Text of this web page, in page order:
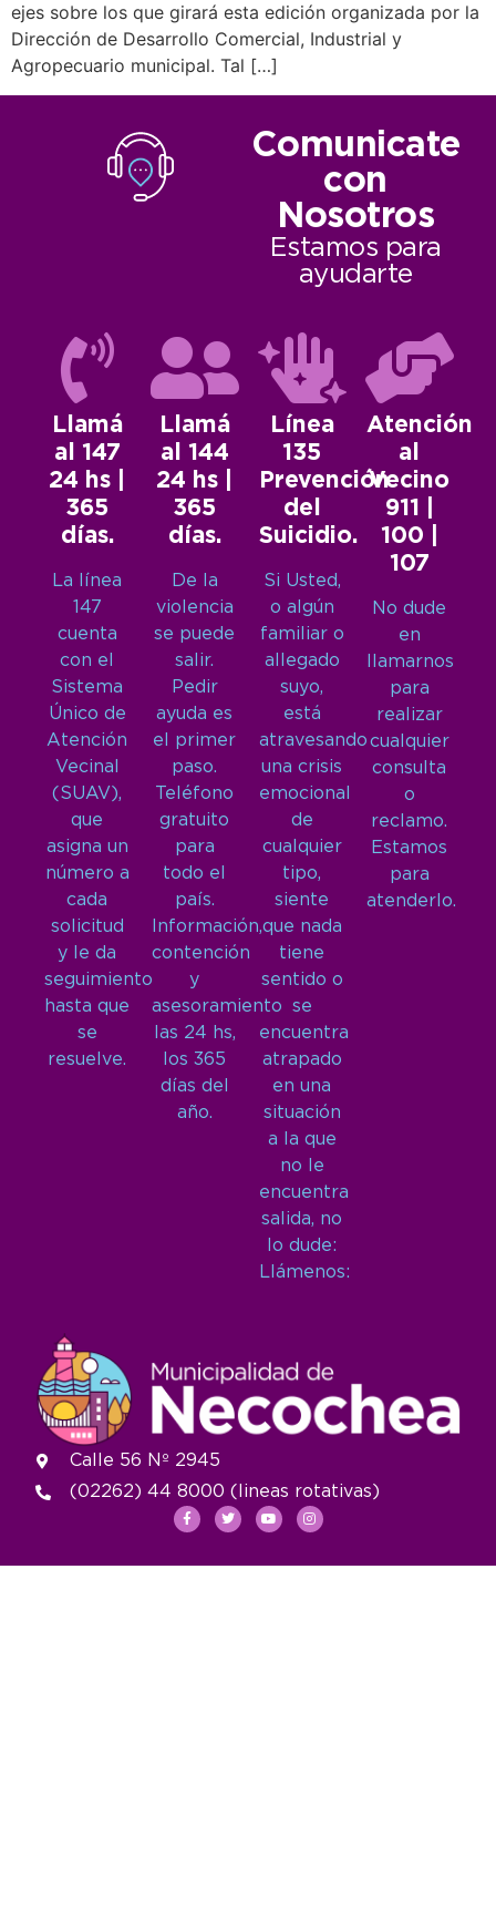
ejes sobre los que girará esta edición organizada por la
Dirección de Desarrollo Comercial, Industrial y
Agropecuario municipal. Tal […]
Comunicate
con
Nosotros
Estamos para
ayudarte
Llamá
al 147
24 hs |
365
días.
La línea
147
cuenta
con el
Sistema
Único de
Atención
Vecinal
(SUAV),
que
asigna un
número a
cada
solicitud
y le da
seguimiento
hasta que
se
resuelve.
Llamá
al 144
24 hs |
365
días.
De la
violencia
se puede
salir.
Pedir
ayuda es
el primer
paso.
Teléfono
gratuito
para
todo el
país.
Información,
contención
y
asesoramiento
las 24 hs,
los 365
días del
año.
Línea
135
Prevención
del
Suicidio.
Si Usted,
o algún
familiar o
allegado
suyo,
está
atravesando
una crisis
emocional
de
cualquier
tipo,
siente
que nada
tiene
sentido o
se
encuentra
atrapado
en una
situación
a la que
no le
encuentra
salida, no
lo dude:
Llámenos:
Atención
al
Vecino
911 |
100 |
107
No dude
en
llamarnos
para
realizar
cualquier
consulta
o
reclamo.
Estamos
para
atenderlo.
Calle 56 Nº 2945
(02262) 44 8000 (lineas rotativas)